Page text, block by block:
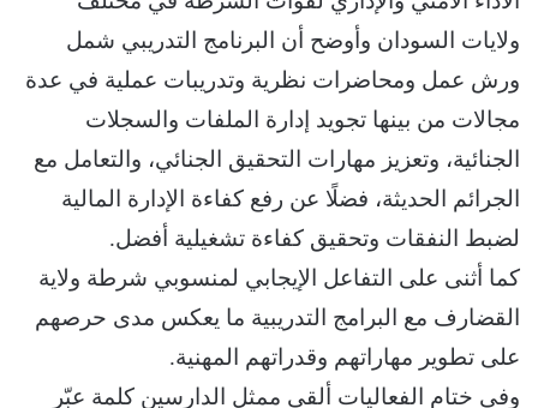
ولايات السودان وأوضح أن البرنامج التدريبي شمل
ورش عمل ومحاضرات نظرية وتدريبات عملية في عدة
مجالات من بينها تجويد إدارة الملفات والسجلات
الجنائية، وتعزيز مهارات التحقيق الجنائي، والتعامل مع
الجرائم الحديثة، فضلًا عن رفع كفاءة الإدارة المالية
لضبط النفقات وتحقيق كفاءة تشغيلية أفضل.
كما أثنى على التفاعل الإيجابي لمنسوبي شرطة ولاية
القضارف مع البرامج التدريبية ما يعكس مدى حرصهم
على تطوير مهاراتهم وقدراتهم المهنية.
وفي ختام الفعاليات ألقى ممثل الدارسين كلمة عبّر